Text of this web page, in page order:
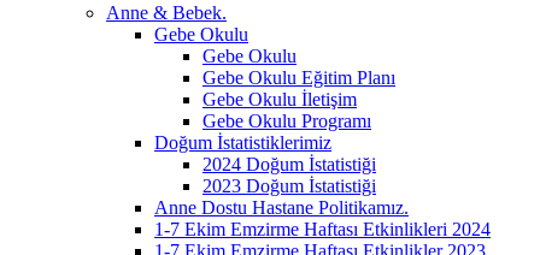
Anne & Bebek.
Gebe Okulu
Gebe Okulu
Gebe Okulu Eğitim Planı
Gebe Okulu İletişim
Gebe Okulu Programı
Doğum İstatistiklerimiz
2024 Doğum İstatistiği
2023 Doğum İstatistiği
Anne Dostu Hastane Politikamız.
1-7 Ekim Emzirme Haftası Etkinlikleri 2024
1-7 Ekim Emzirme Haftası Etkinlikler 2023